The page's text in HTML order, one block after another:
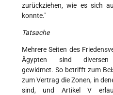
zurückziehen, wie es sich
konnte."
Tatsache
Mehrere Seiten des
Ägypten sind diversen
gewidmet. So betrifft zum
zum Vertrag die Zonen, in
sind, und Artikel V